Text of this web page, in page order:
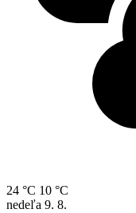
24 °C 10 °C
nedeľa 9. 8.